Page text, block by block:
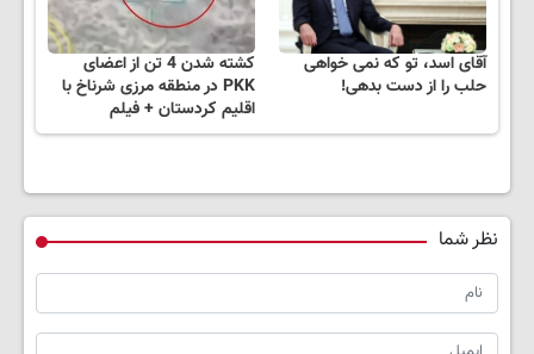
آقای اسد، تو که نمی خواهی
حلب را از دست بدهی!
کشته شدن 4 تن از اعضای
PKK در منطقه مرزی شرناخ با
اقلیم کردستان + فیلم
نظر شما